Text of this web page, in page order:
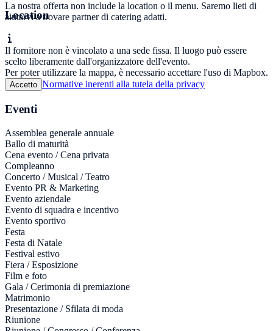
La nostra offerta non include la location o il menu. Saremo lieti di
aiutarvi a trovare partner di catering adatti.
Location
Il fornitore non è vincolato a una sede fissa. Il luogo può essere
scelto liberamente dall'organizzatore dell'evento.
Per poter utilizzare la mappa, è necessario accettare l'uso di Mapbox.
Accetto Normative inerenti alla tutela della privacy
Eventi
Assemblea generale annuale
Ballo di maturità
Cena evento / Cena privata
Compleanno
Concerto / Musical / Teatro
Evento PR & Marketing
Evento aziendale
Evento di squadra e incentivo
Evento sportivo
Festa
Festa di Natale
Festival estivo
Fiera / Esposizione
Film e foto
Gala / Cerimonia di premiazione
Matrimonio
Presentazione / Sfilata di moda
Riunione